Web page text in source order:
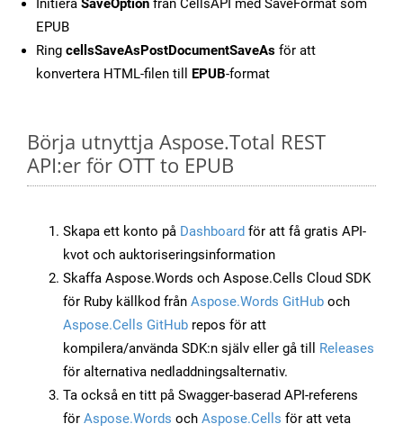
Initiera SaveOption från CellsAPI med SaveFormat som
EPUB
Ring cellsSaveAsPostDocumentSaveAs för att
konvertera HTML-filen till EPUB-format
Börja utnyttja Aspose.Total REST
API:er för OTT to EPUB
Skapa ett konto på Dashboard för att få gratis API-
kvot och auktoriseringsinformation
Skaffa Aspose.Words och Aspose.Cells Cloud SDK
för Ruby källkod från Aspose.Words GitHub och
Aspose.Cells GitHub repos för att
kompilera/använda SDK:n själv eller gå till Releases
för alternativa nedladdningsalternativ.
Ta också en titt på Swagger-baserad API-referens
för Aspose.Words och Aspose.Cells för att veta